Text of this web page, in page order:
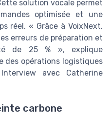
solution vocale permet
optimisée et une
réel. « Grâce à VoixNext,
erreurs de préparation et
de 25 % », explique
des opérations logistiques
avec Catherine
carbone